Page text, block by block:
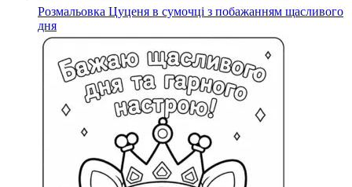
Розмальовка Цуценя в сумочці з побажанням щасливого
дня